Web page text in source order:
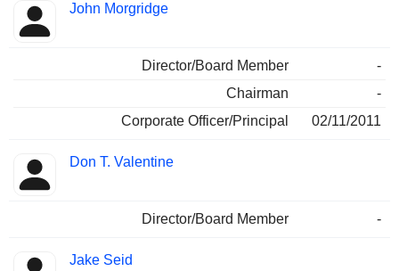
John Morgridge
Director/Board Member
-
Chairman
-
Corporate Officer/Principal
02/11/2011
Don T. Valentine
Director/Board Member -
Jake Seid